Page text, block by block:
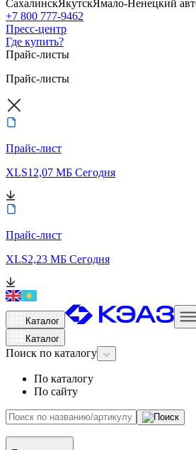
СахалинскЯкутскЯмало-Ненецкий
+7 800 777-9462
Пресс-центр
Где купить?
Прайс-листы
Прайс-листы
Прайс-лист
XLS12,07 МБ Сегодня
Прайс-лист
XLS2,23 МБ Сегодня
Каталог
Каталог
Поиск по каталогу
По каталогу
По сайту